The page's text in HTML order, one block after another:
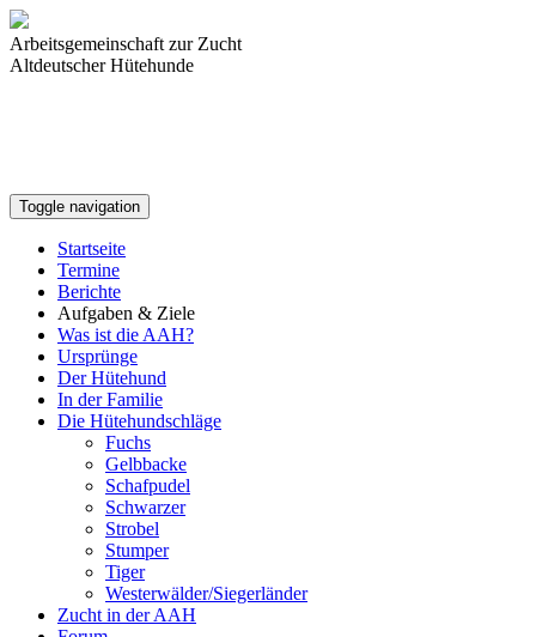
Arbeitsgemeinschaft zur Zucht
Altdeutscher Hütehunde
Toggle navigation
Startseite
Termine
Berichte
Aufgaben & Ziele
Was ist die AAH?
Ursprünge
Der Hütehund
In der Familie
Die Hütehundschläge
Fuchs
Gelbbacke
Schafpudel
Schwarzer
Strobel
Stumper
Tiger
Westerwälder/Siegerländer
Zucht in der AAH